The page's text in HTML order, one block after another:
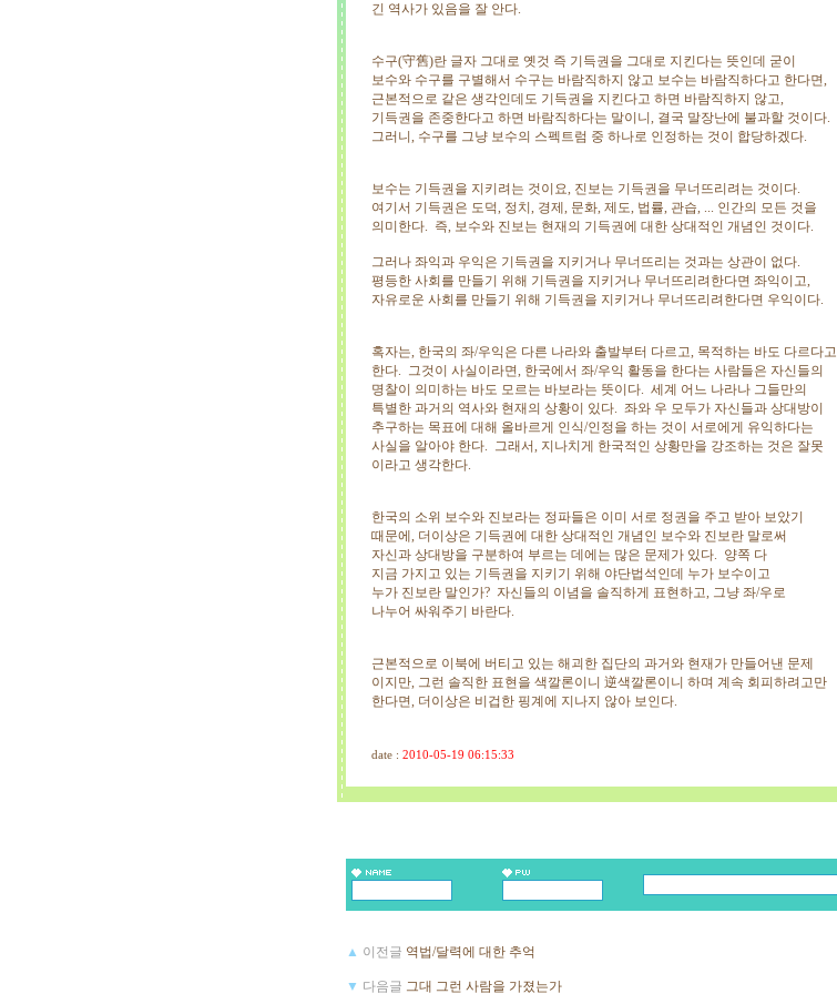
긴 역사가 있음을 잘 안다.
수구(守舊)란 글자 그대로 옛것 즉 기득권을 그대로 지킨다는 뜻인데 굳이
보수와 수구를 구별해서 수구는 바람직하지 않고 보수는 바람직하다고 한다면,
근본적으로 같은 생각인데도 기득권을 지킨다고 하면 바람직하지 않고,
기득권을 존중한다고 하면 바람직하다는 말이니, 결국 말장난에 불과할 것이다.
그러니, 수구를 그냥 보수의 스펙트럼 중 하나로 인정하는 것이 합당하겠다.
보수는 기득권을 지키려는 것이요, 진보는 기득권을 무너뜨리려는 것이다.
여기서 기득권은 도덕, 정치, 경제, 문화, 제도, 법률, 관습, ... 인간의 모든 것을
의미한다. 즉, 보수와 진보는 현재의 기득권에 대한 상대적인 개념인 것이다.
그러나 좌익과 우익은 기득권을 지키거나 무너뜨리는 것과는 상관이 없다.
평등한 사회를 만들기 위해 기득권을 지키거나 무너뜨리려한다면 좌익이고,
자유로운 사회를 만들기 위해 기득권을 지키거나 무너뜨리려한다면 우익이다.
혹자는, 한국의 좌/우익은 다른 나라와 출발부터 다르고, 목적하는 바도 다르다고
한다. 그것이 사실이라면, 한국에서 좌/우익 활동을 한다는 사람들은 자신들의
명찰이 의미하는 바도 모르는 바보라는 뜻이다. 세계 어느 나라나 그들만의
특별한 과거의 역사와 현재의 상황이 있다. 좌와 우 모두가 자신들과 상대방이
추구하는 목표에 대해 올바르게 인식/인정을 하는 것이 서로에게 유익하다는
사실을 알아야 한다. 그래서, 지나치게 한국적인 상황만을 강조하는 것은 잘못
이라고 생각한다.
한국의 소위 보수와 진보라는 정파들은 이미 서로 정권을 주고 받아 보았기
때문에, 더이상은 기득권에 대한 상대적인 개념인 보수와 진보란 말로써
자신과 상대방을 구분하여 부르는 데에는 많은 문제가 있다. 양쪽 다
지금 가지고 있는 기득권을 지키기 위해 야단법석인데 누가 보수이고
누가 진보란 말인가? 자신들의 이념을 솔직하게 표현하고, 그냥 좌/우로
나누어 싸워주기 바란다.
근본적으로 이북에 버티고 있는 해괴한 집단의 과거와 현재가 만들어낸 문제
이지만, 그런 솔직한 표현을 색깔론이니 逆색깔론이니 하며 계속 회피하려고만
한다면, 더이상은 비겁한 핑계에 지나지 않아 보인다.
date : 2010-05-19 06:15:33
▲ 이전글 역법/달력에 대한 추억
▼ 다음글 그대 그런 사람을 가졌는가